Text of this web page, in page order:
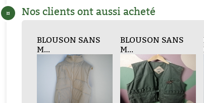
¤ Nos clients ont aussi acheté
BLOUSON SANS
VESTE CWU
ANORAK COMBAT BLOUSON SANS
VESTE
GILET REPORTER...